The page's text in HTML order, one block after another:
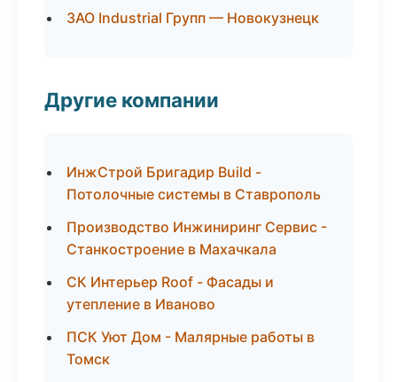
ЗАО Industrial Групп — Новокузнецк
Другие компании
ИнжСтрой Бригадир Build -
Потолочные системы в Ставрополь
Производство Инжиниринг Сервис -
Станкостроение в Махачкала
СК Интерьер Roof - Фасады и
утепление в Иваново
ПСК Уют Дом - Малярные работы в
Томск